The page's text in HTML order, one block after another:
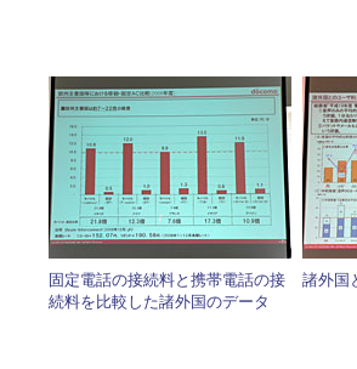
固定電話の接続料と携帯電話の接
続料を比較した諸外国のデータ
諸外国